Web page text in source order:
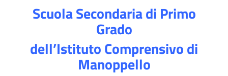
Scuola Secondaria di Primo
Grado
dell’Istituto Comprensivo di
Manoppello